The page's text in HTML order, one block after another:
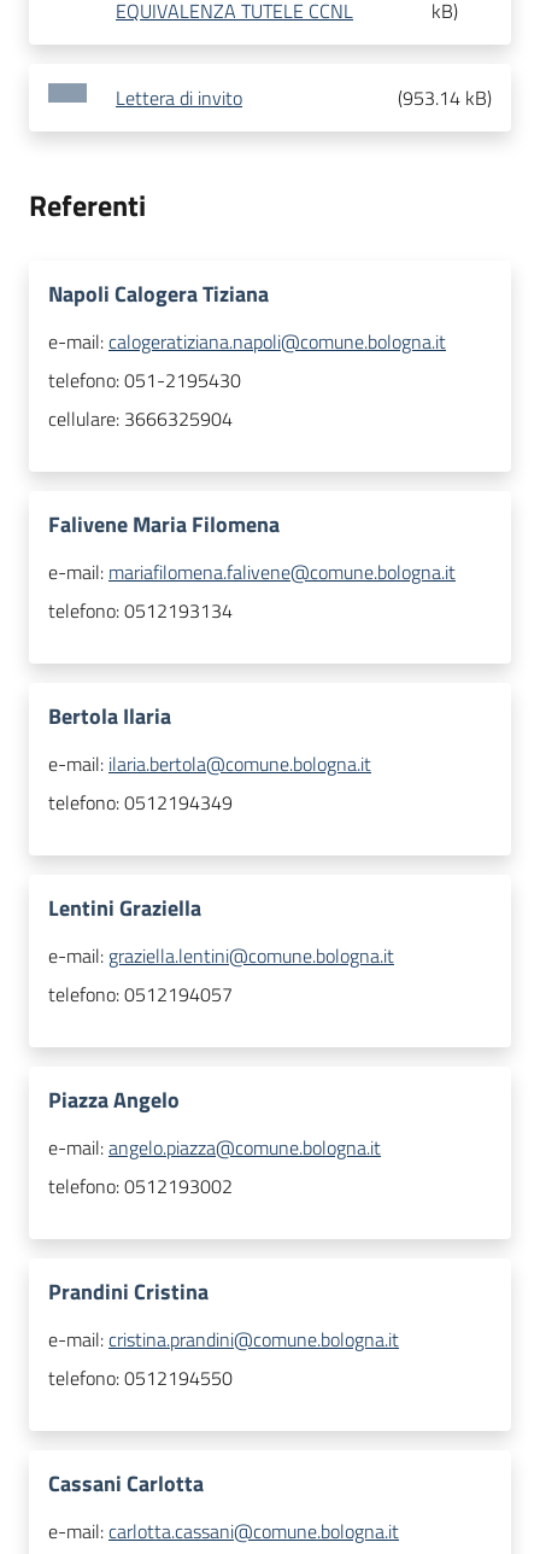
EQUIVALENZA TUTELE CCNL kB)
Lettera di invito (953.14 kB)
Referenti
Napoli Calogera Tiziana
e-mail:calogeratiziana.napoli@comune.bologna.it
telefono:051-2195430
cellulare: 3666325904
Falivene Maria Filomena
e-mail: mariafilomena.falivene@comune.bologna.it
telefono:0512193134
Bertola Ilaria
e-mail: ilaria.bertola@comune.bologna.it
telefono:0512194349
Lentini Graziella
e-mail: graziella.lentini@comune.bologna.it
telefono:0512194057
Piazza Angelo
e-mail:angelo.piazza@comune.bologna.it
telefono:0512193002
Prandini Cristina
e-mail:cristina.prandini@comune.bologna.it
telefono:0512194550
Cassani Carlotta
e-mail:carlotta.cassani@comune.bologna.it